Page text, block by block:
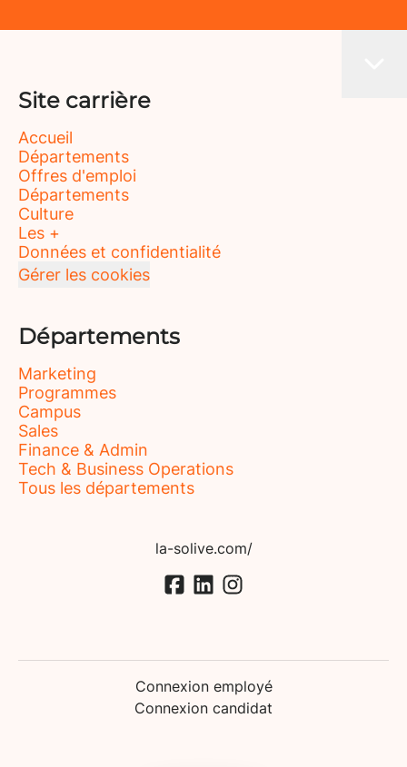
Site carrière
Accueil
Départements
Offres d'emploi
Départements
Culture
Les +
Données et confidentialité
Gérer les cookies
Départements
Marketing
Programmes
Campus
Sales
Finance & Admin
Tech & Business Operations
Tous les départements
la-solive.com/
Connexion employé
Connexion candidat